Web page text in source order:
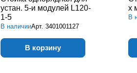
устан. 5-и модулей L120-
1-5
В наличииАрт. 3401001127
В корзину
х
В